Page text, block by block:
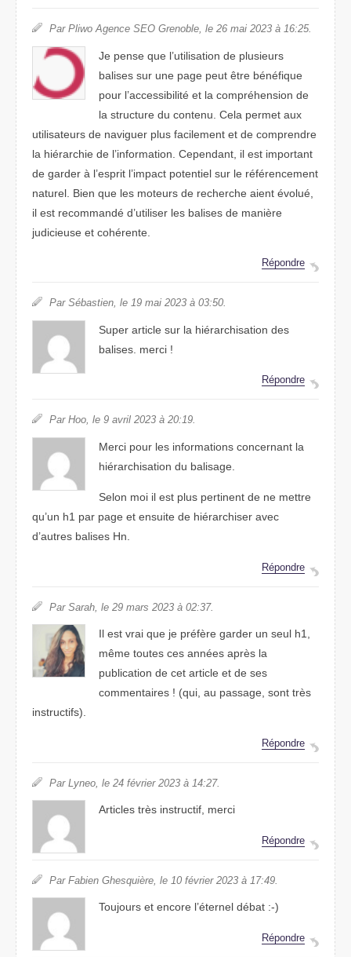
Par Pliwo Agence SEO Grenoble, le 26 mai 2023 à 16:25.
Je pense que l’utilisation de plusieurs
balises sur une page peut être bénéfique
pour l’accessibilité et la compréhension de
la structure du contenu. Cela permet aux
utilisateurs de naviguer plus facilement et de comprendre
la hiérarchie de l’information. Cependant, il est important
de garder à l’esprit l’impact potentiel sur le référencement
naturel. Bien que les moteurs de recherche aient évolué,
il est recommandé d’utiliser les balises de manière
judicieuse et cohérente.
Répondre
Par Sébastien, le 19 mai 2023 à 03:50.
Super article sur la hiérarchisation des
balises. merci !
Répondre
Par Hoo, le 9 avril 2023 à 20:19.
Merci pour les informations concernant la
hiérarchisation du balisage.
Selon moi il est plus pertinent de ne mettre
qu’un h1 par page et ensuite de hiérarchiser avec
d’autres balises Hn.
Répondre
Par Sarah, le 29 mars 2023 à 02:37.
Il est vrai que je préfère garder un seul h1,
même toutes ces années après la
publication de cet article et de ses
commentaires ! (qui, au passage, sont très
instructifs).
Répondre
Par Lyneo, le 24 février 2023 à 14:27.
Articles très instructif, merci
Répondre
Par Fabien Ghesquière, le 10 février 2023 à 17:49.
Toujours et encore l’éternel débat :-)
Répondre